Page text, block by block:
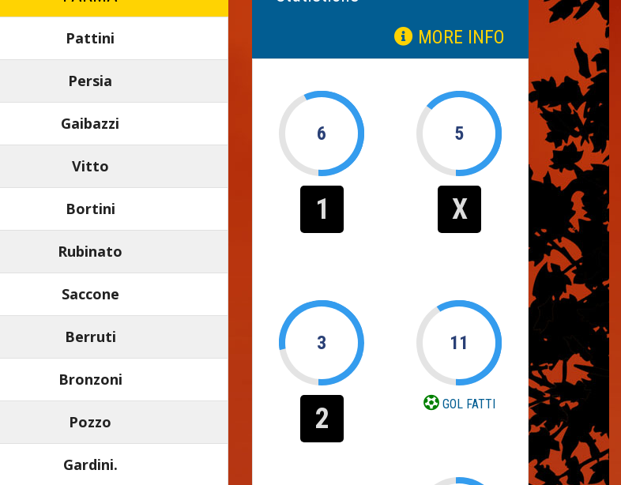
Pattini
Persia
Gaibazzi
Vitto
Bortini
Rubinato
Saccone
Berruti
Bronzoni
Pozzo
Gardini.
MORE INFO
6
1
5
X
3
2
11
GOL FATTI